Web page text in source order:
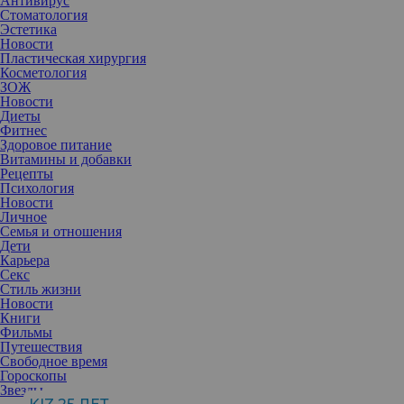
Стоматология
Эстетика
Новости
Пластическая хирургия
Косметология
ЗОЖ
Новости
Диеты
Фитнес
Здоровое питание
Витамины и добавки
Рецепты
Психология
Новости
Личное
Семья и отношения
Дети
Карьера
Секс
Стиль жизни
Новости
Книги
Фильмы
Путешествия
Свободное время
Гороскопы
Звезды
В фойе популярных московских кинотеатров установлены
интерактивные зоны Jacobs, где каждый может примерить
образы любимых киногероев, увидеть мир другими глазами и
открыть для себя новые горизонты мечтаний.
Первыми оценили интерактивные зоны известные актрисы
театра и кино Ирина Горбачева, Мария Кожевникова, Лукерья